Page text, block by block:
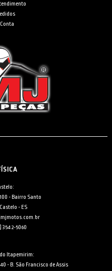
- Bairro Santo
- ES
3542-5060
Itapemirim:
- B. São Francisco de Assis